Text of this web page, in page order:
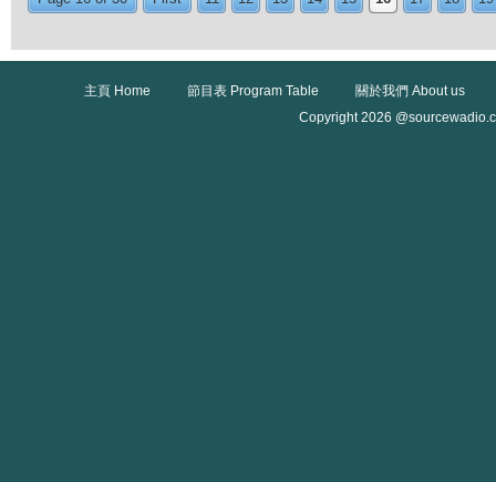
主頁 Home 節目表 Program Table
關於我們 About us
Copyright 2026